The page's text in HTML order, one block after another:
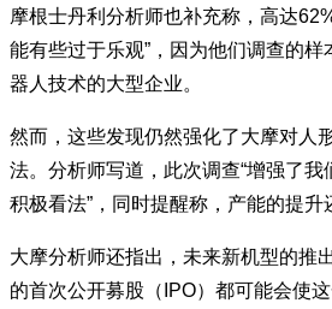
摩根士丹利分析师也补充称，高达
能有些过于乐观”，因为他们调查的
器人技术的大型企业。
然而，这些发现仍然强化了大摩对人
法。分析师写道，此次调查“增强了我
积极看法”，同时提醒称，产能的提升
大摩分析师还指出，未来新机型的推
的首次公开募股（IPO）都可能会使